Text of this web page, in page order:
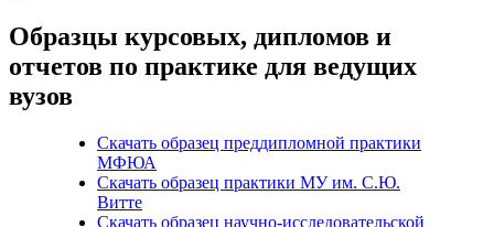
Образцы курсовых, дипломов и
отчетов по практике для ведущих
вузов
Скачать образец преддипломной практики
МФЮА
Скачать образец практики МУ им. С.Ю.
Витте
Скачать образец научно-исследовательской